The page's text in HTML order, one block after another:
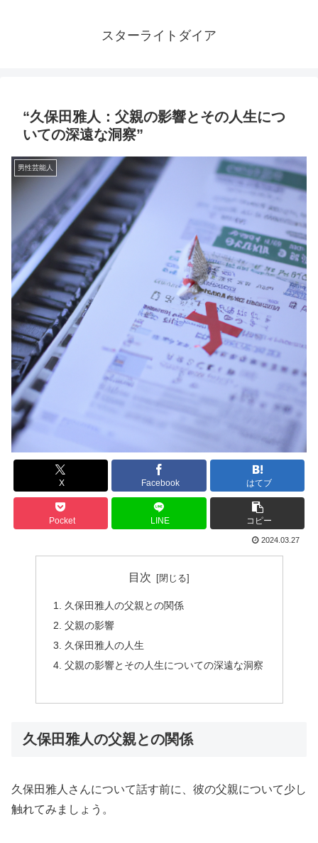
スターライトダイア
“久保田雅人：父親の影響とその人生につ
いての深遠な洞察”
男性芸能人
X Facebook はてブ
Pocket LINE コピー
2024.03.27
目次
久保田雅人の父親との関係
父親の影響
久保田雅人の人生
父親の影響とその人生についての深遠な洞察
久保田雅人の父親との関係
久保田雅人さんについて話す前に、彼の父親について少し
触れてみましょう。